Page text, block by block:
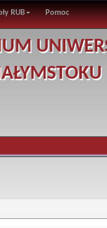
RUB Pomoc